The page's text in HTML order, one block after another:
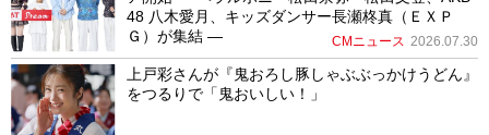
48 八木愛月、キッズダンサー長瀬柊真（ＥＸＰ
Ｇ）が集結 ―
CMニュース 2026.07.30
上戸彩さんが『鬼おろし豚しゃぶぶっかけうどん』
をつるりで「鬼おいしい！」